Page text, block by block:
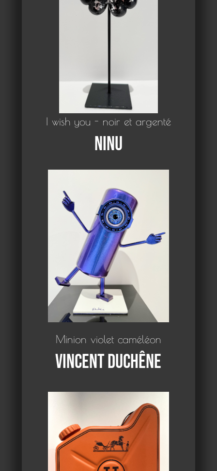
I wish you - noir et argenté
Ninu
Minion violet caméléon
Vincent Duchêne